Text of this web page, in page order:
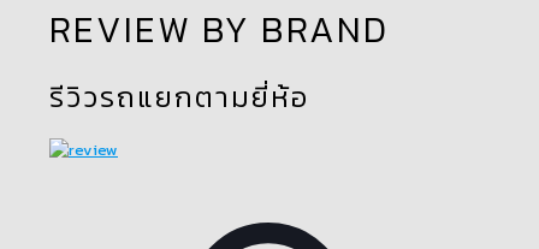
REVIEW BY BRAND
รีวิวรถแยกตามยี่ห้อ